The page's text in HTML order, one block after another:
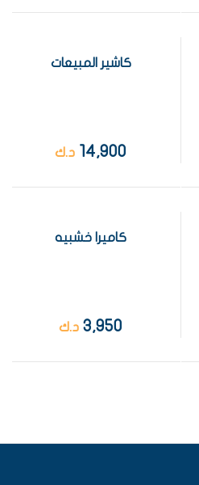
كاشير المبيعات
14,900 د.ك
كاميرا خشبيه
3,950 د.ك